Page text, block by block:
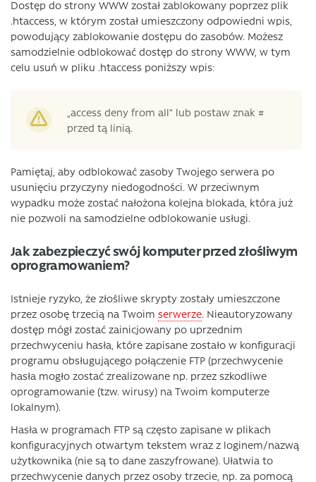
Dostęp do strony WWW został zablokowany poprzez plik
.htaccess, w którym został umieszczony odpowiedni wpis,
powodujący zablokowanie dostępu do zasobów. Możesz
samodzielnie odblokować dostęp do strony WWW, w tym
celu usuń w pliku .htaccess poniższy wpis:
„access deny from all” lub postaw znak #
przed tą linią.
Pamiętaj, aby odblokować zasoby Twojego serwera po
usunięciu przyczyny niedogodności. W przeciwnym
wypadku może zostać nałożona kolejna blokada, która już
nie pozwoli na samodzielne odblokowanie usługi.
Jak zabezpieczyć swój komputer przed złośliwym
oprogramowaniem?
Istnieje ryzyko, że złośliwe skrypty zostały umieszczone
przez osobę trzecią na Twoim serwerze. Nieautoryzowany
dostęp mógł zostać zainicjowany po uprzednim
przechwyceniu hasła, które zapisane zostało w konfiguracji
programu obsługującego połączenie FTP (przechwycenie
hasła mogło zostać zrealizowane np. przez szkodliwe
oprogramowanie (tzw. wirusy) na Twoim komputerze
lokalnym).
Hasła w programach FTP są często zapisane w plikach
konfiguracyjnych otwartym tekstem wraz z loginem/nazwą
użytkownika (nie są to dane zaszyfrowane). Ułatwia to
przechwycenie danych przez osoby trzecie, np. za pomocą